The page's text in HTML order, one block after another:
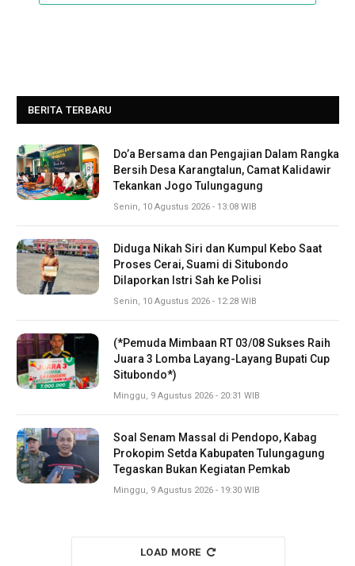
BERITA TERBARU
Do’a Bersama dan Pengajian Dalam Rangka
Bersih Desa Karangtalun, Camat Kalidawir
Tekankan Jogo Tulungagung
Senin, 10 Agustus 2026 - 13:08 WIB
Diduga Nikah Siri dan Kumpul Kebo Saat
Proses Cerai, Suami di Situbondo
Dilaporkan Istri Sah ke Polisi
Senin, 10 Agustus 2026 - 12:28 WIB
(*Pemuda Mimbaan RT 03/08 Sukses Raih
Juara 3 Lomba Layang-Layang Bupati Cup
Situbondo*)
Minggu, 9 Agustus 2026 - 20:31 WIB
Soal Senam Massal di Pendopo, Kabag
Prokopim Setda Kabupaten Tulungagung
Tegaskan Bukan Kegiatan Pemkab
Minggu, 9 Agustus 2026 - 19:30 WIB
LOAD MORE